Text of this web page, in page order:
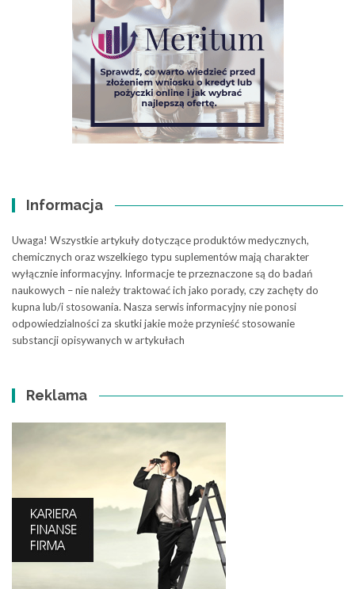
Informacja
Uwaga! Wszystkie artykuły dotyczące produktów medycznych,
chemicznych oraz wszelkiego typu suplementów mają charakter
wyłącznie informacyjny. Informacje te przeznaczone są do badań
naukowych – nie należy traktować ich jako porady, czy zachęty do
kupna lub/i stosowania. Nasza serwis informacyjny nie ponosi
odpowiedzialności za skutki jakie może przynieść stosowanie
substancji opisywanych w artykułach
Reklama